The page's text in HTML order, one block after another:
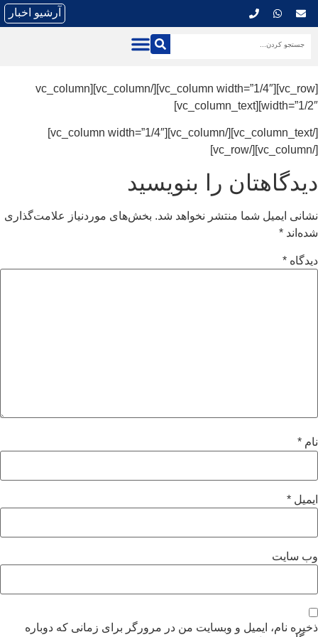
آرشیو اخبار
[vc_row][vc_column width=”1/4″][/vc_column][vc_column
width=”1/2″][vc_column_text]
[/vc_column_text][/vc_column][vc_column width=”1/4″]
[/vc_column][/vc_row]
دیدگاهتان را بنویسید
نشانی ایمیل شما منتشر نخواهد شد. بخش‌های موردنیاز علامت‌گذاری
شده‌اند *
دیدگاه *
نام *
ایمیل *
وب‌ سایت
ذخیره نام، ایمیل و وبسایت من در مرورگر برای زمانی که دوباره